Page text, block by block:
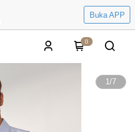
Buka APP
0
1/7